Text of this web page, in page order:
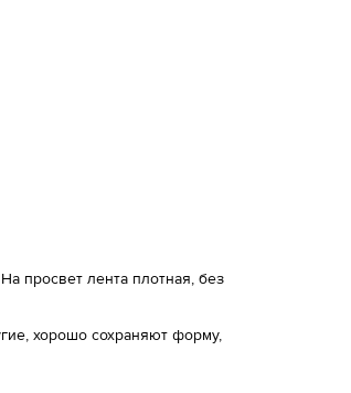
просвет лента плотная, без
хорошо сохраняют форму,